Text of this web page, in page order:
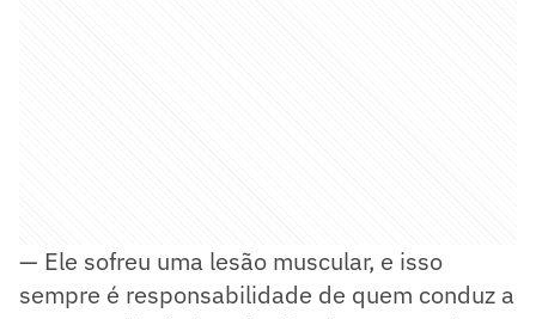
— Ele sofreu uma lesão muscular, e isso
sempre é responsabilidade de quem conduz a